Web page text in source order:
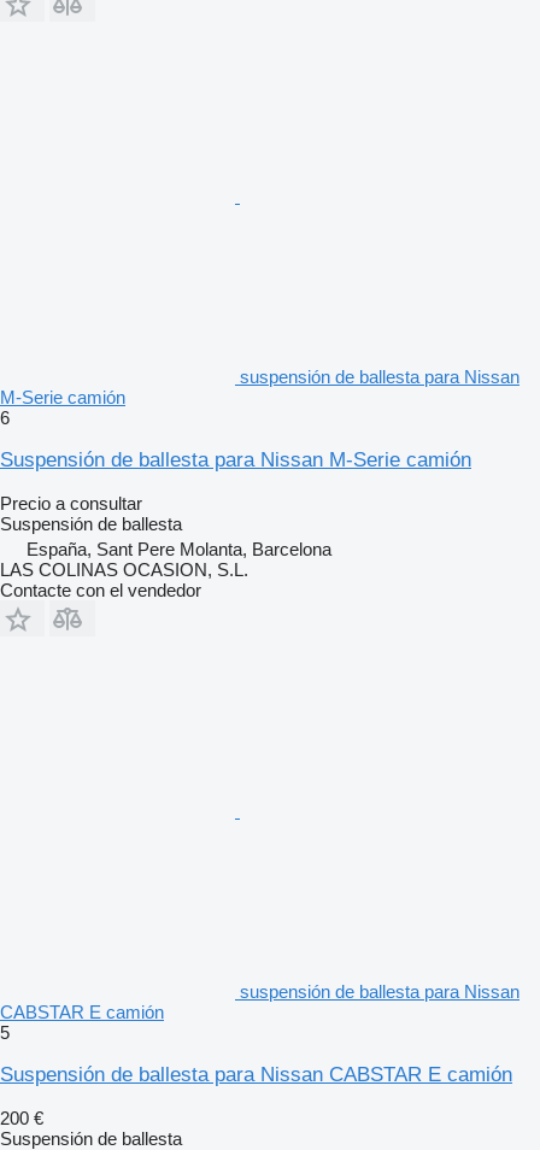
suspensión de ballesta para Nissan
M-Serie camión
6
Suspensión de ballesta para Nissan M-Serie camión
Precio a consultar
Suspensión de ballesta
España, Sant Pere Molanta, Barcelona
LAS COLINAS OCASION, S.L.
Contacte con el vendedor
suspensión de ballesta para Nissan
CABSTAR E camión
5
Suspensión de ballesta para Nissan CABSTAR E camión
200 €
Suspensión de ballesta